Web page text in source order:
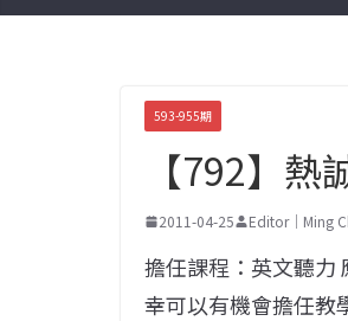
593-955期
【792】
2011-04-25 Editor｜Ming
擔任課程：英文聽力
幸可以有機會擔任教